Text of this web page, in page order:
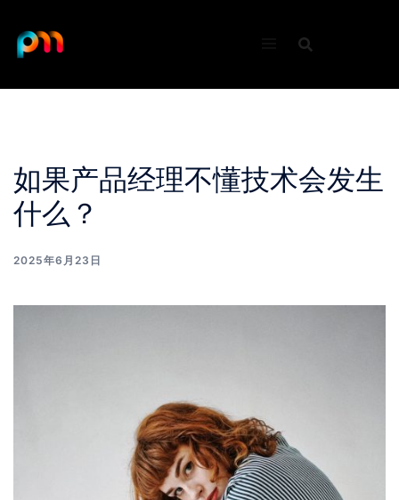
content
如果产品经理不懂技术会发生
什么？
2025年6月23日